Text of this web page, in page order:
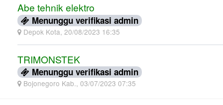
Abe tehnik elektro
Menunggu verifikasi admin
Depok Kota, 20/08/2023 16:35
TRIMONSTEK
Menunggu verifikasi admin
Bojonegoro Kab., 03/07/2023 07:35